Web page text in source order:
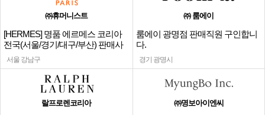
㈜휴머니스트
[HERMES] 명품 에르메스 코리아
전국(서울/경기/대구/부산) 판매사
원
서울 강남구
㈜ 룸에이
룸에이 광명점 판매직원 구인합니
다.
경기 광명시
랄프로렌코리아 ㈜명보아이엔씨